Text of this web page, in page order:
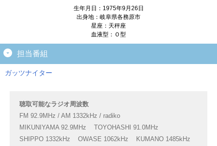
生年月日：1975年9月26日
出身地：岐阜県各務原市
星座：天秤座
血液型：Ｏ型
担当番組
ガッツナイター
聴取可能なラジオ周波数
FM 92.9MHz / AM 1332kHz / radiko
MIKUNIYAMA 92.9MHz
TOYOHASHI 91.0MHz
SHIPPO 1332kHz
OWASE 1062kHz
KUMANO 1485kHz